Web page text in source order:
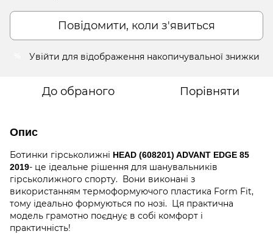
Повідомити, коли з'явиться
Увійти для відображення накопичувальної знижки
До обраного Порівняти
Опис
Ботинки гірськолижні HEAD (608201) ADVANT EDGE 85
2019- це ідеальне рішення для шанувальників
гірськолижного спорту. Вони виконані з
використанням термоформуючого пластика Form Fit,
тому ідеально формуються по нозі. Ця практична
модель грамотно поєднує в собі комфорт і
практичність!